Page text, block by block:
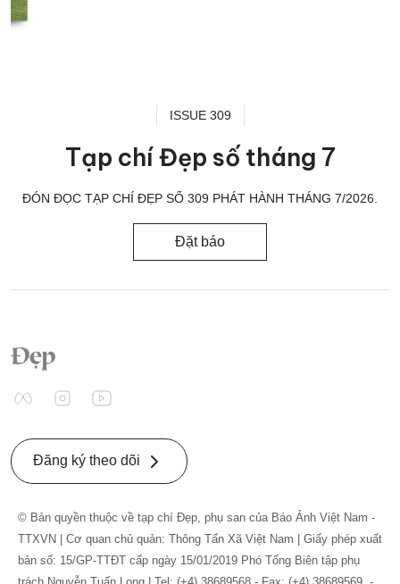
ISSUE 309
Tạp chí Đẹp số tháng 7
ĐÓN ĐỌC TẠP CHÍ ĐẸP SỐ 309 PHÁT HÀNH THÁNG 7/2026.
Đặt báo
Đăng ký theo dõi
© Bản quyền thuộc về tạp chí Đẹp, phụ san của Báo Ảnh Việt Nam -
TTXVN | Cơ quan chủ quản: Thông Tấn Xã Việt Nam | Giấy phép xuất
bản số: 15/GP-TTĐT cấp ngày 15/01/2019 Phó Tổng Biên tập phụ